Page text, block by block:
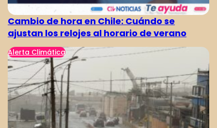
Cambio de hora en Chile: Cuándo se
ajustan los relojes al horario de verano
Alerta Climática